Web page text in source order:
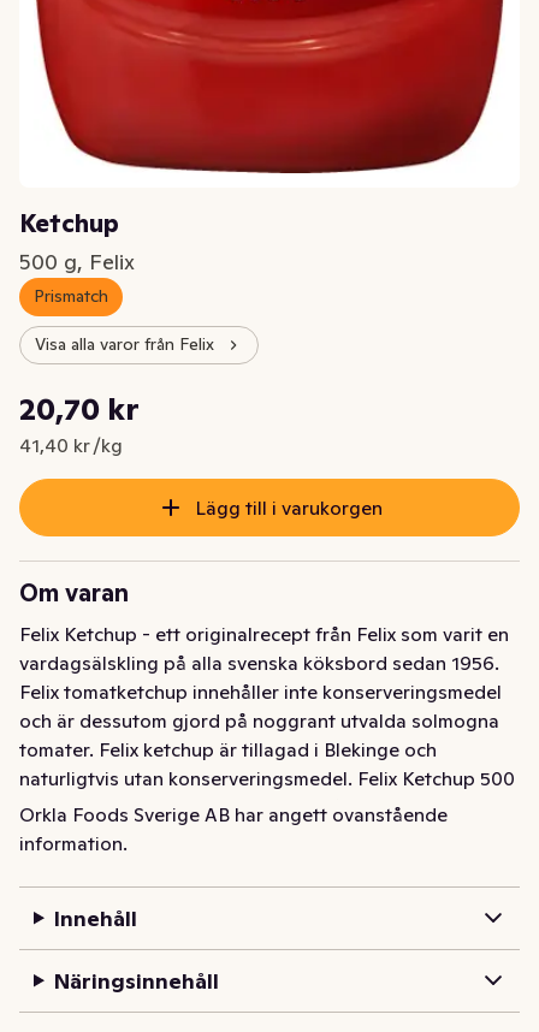
Ketchup
500 g, Felix
Prismatch
Visa alla varor från Felix
Nuvarande pris är: 20,70 kr
20,70 kr
41,40 kr /kg
Styckpris: 41,40 kr /kg
Lägg till i varukorgen
Om varan
Felix Ketchup - ett originalrecept från Felix som varit en
vardagsälskling på alla svenska köksbord sedan 1956.
Felix tomatketchup innehåller inte konserveringsmedel
och är dessutom gjord på noggrant utvalda solmogna
tomater. Felix ketchup är tillagad i Blekinge och
naturligtvis utan konserveringsmedel. Felix Ketchup 500
gram. Läs mer om Felix produkter på felix.se
Felix Ketchup - ett originalrecept från Felix som varit en
och är dessutom gjord på noggrant utvalda solmogna
naturligtvis utan konserveringsmedel. Felix Ketchup 500
gram. Läs mer om Felix produkter på felix.se
Orkla Foods Sverige AB har angett ovanstående
information.
Innehåll
Näringsinnehåll